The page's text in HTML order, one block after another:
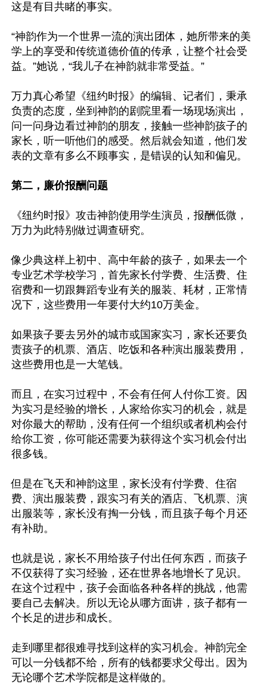
这是有目共睹的事实。
“神韵作为一个世界一流的演出团体，她所带来的美
学上的享受和传统道德价值的传承，让整个社会受
益。”她说，“我儿子在神韵就非常受益。”
万力真心希望《纽约时报》的编辑、记者们，秉承
负责的态度，坐到神韵的剧院里看一场现场演出，
问一问身边看过神韵的朋友，接触一些神韵孩子的
家长，听一听他们的感受。然后就会知道，他们发
表的文章有多么不顾事实，是错误的认知和偏见。
第二，廉价报酬问题
《纽约时报》攻击神韵使用学生演员，报酬低微，
万力为此特别做过调查研究。
像少典这样上初中、高中年龄的孩子，如果去一个
专业艺术学校学习，首先家长付学费、生活费、住
宿费和一切跟舞蹈专业有关的服装、耗材，正常情
况下，这些费用一年要付大约10万美金。
如果孩子要去另外的城市或国家实习，家长还要负
责孩子的机票、酒店、吃饭和各种演出服装费用，
这些费用也是一大笔钱。
而且，在实习过程中，不会有任何人付你工资。因
为实习是经验的增长，人家给你实习的机会，就是
对你最大的帮助，没有任何一个组织或者机构会付
给你工资，你可能还需要为获得这个实习机会付出
很多钱。
但是在飞天和神韵这里，家长没有付学费、住宿
费、演出服装费，跟实习有关的酒店、飞机票、演
出服装等，家长没有掏一分钱，而且孩子每个月还
有补助。
也就是说，家长不用给孩子付出任何东西，而孩子
不仅获得了实习经验，还在世界各地增长了见识。
在这个过程中，孩子会面临各种各样的挑战，他需
要自己去解决。所以无论从哪方面讲，孩子都有一
个长足的进步和成长。
走到哪里都很难寻找到这样的实习机会。神韵完全
可以一分钱都不给，所有的钱都要求父母出。因为
无论哪个艺术学院都是这样做的。